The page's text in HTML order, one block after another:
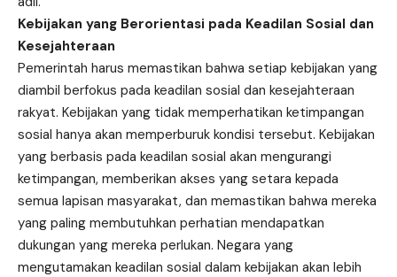
Kebijakan yang Berorientasi pada Keadilan Sosial dan
Kesejahteraan
Pemerintah harus memastikan bahwa setiap kebijakan yang
diambil berfokus pada keadilan sosial dan kesejahteraan
rakyat. Kebijakan yang tidak memperhatikan ketimpangan
sosial hanya akan memperburuk kondisi tersebut. Kebijakan
yang berbasis pada keadilan sosial akan mengurangi
ketimpangan, memberikan akses yang setara kepada
semua lapisan masyarakat, dan memastikan bahwa mereka
yang paling membutuhkan perhatian mendapatkan
dukungan yang mereka perlukan. Negara yang
mengutamakan keadilan sosial dalam kebijakan akan lebih